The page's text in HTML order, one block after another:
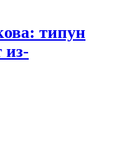
типун
из-